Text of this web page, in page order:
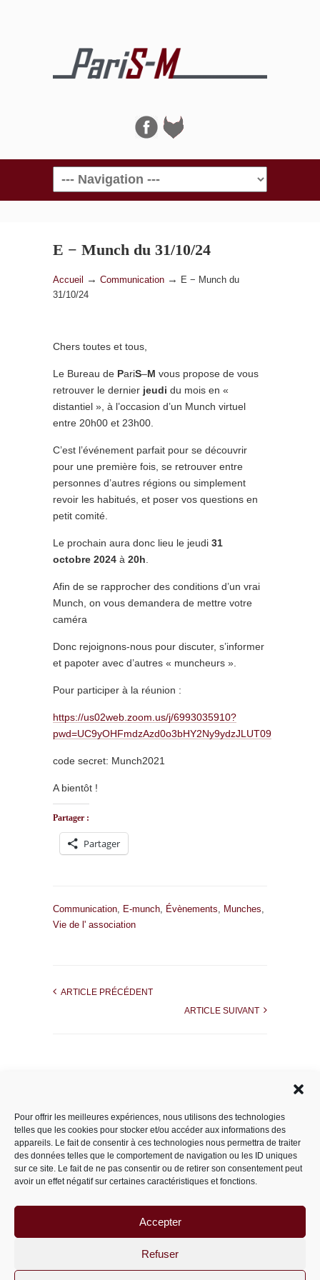
Pour offrir les meilleures expériences, nous utilisons des technologies
telles que les cookies pour stocker et/ou accéder aux informations des
appareils. Le fait de consentir à ces technologies nous permettra de traiter
des données telles que le comportement de navigation ou les ID uniques
sur ce site. Le fait de ne pas consentir ou de retirer son consentement peut
avoir un effet négatif sur certaines caractéristiques et fonctions.
Accepter
Refuser
Navigation
E − Munch du 31/10/24
Accueil → Communication →
E − Munch du
31/10/24
Chers toutes et tous,
Le Bureau de PariS–M vous propose de vous
retrouver le dernier jeudi du mois en «
distantiel », à l’occasion d’un Munch virtuel
entre 20h00 et 23h00.
C’est l’événement parfait pour se découvrir
pour une première fois, se retrouver entre
personnes d’autres régions ou simplement
revoir les habitués, et poser vos questions en
petit comité.
Le prochain aura donc lieu le jeudi 31
octobre 2024 à 20h
Afin de se rapprocher des conditions d’un vrai
Munch, on vous demandera de mettre votre
caméra
Donc rejoignons-nous pour discuter, s’informer
et papoter avec d’autres « muncheurs ».
Pour participer à la réunion :
https://us02web.zoom.us/j/6993035910?
pwd=UC9yOHFmdzAzd0o3bHY2Ny9ydzJLUT09
code secret: Munch2021
A bientôt !
Partager :
Partager
Communication, E-munch, Évènements, Munches,
Vie de l' association
ARTICLE PRÉCÉDENT
ARTICLE SUIVANT
Catégories